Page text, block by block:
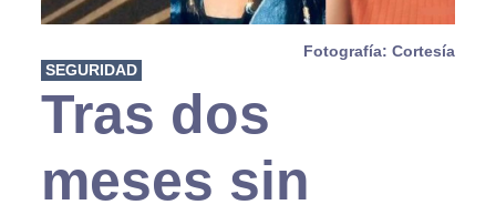
Fotografía: Cortesía
SEGURIDAD
Tras dos
meses sin